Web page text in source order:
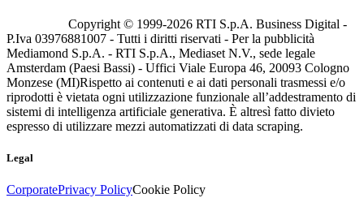
Copyright © 1999-2026 RTI S.p.A. Business Digital -
P.Iva 03976881007 - Tutti i diritti riservati - Per la pubblicità
Mediamond S.p.A. - RTI S.p.A., Mediaset N.V., sede legale
Amsterdam (Paesi Bassi) - Uffici Viale Europa 46, 20093 Cologno
Monzese (MI)Rispetto ai contenuti e ai dati personali trasmessi e/o
riprodotti è vietata ogni utilizzazione funzionale all’addestramento di
sistemi di intelligenza artificiale generativa. È altresì fatto divieto
espresso di utilizzare mezzi automatizzati di data scraping.
Legal
CorporatePrivacy PolicyCookie Policy